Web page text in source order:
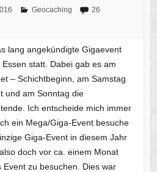
Geocaching
26
lang angekündigte Gigaevent
Essen statt. Dabei gab es am
– Schichtbeginn, am Samstag
und am Sonntag die
Ich entscheide mich immer
ein Mega/Giga-Event besuche
Giga-Event in diesem Jahr
doch vor ca. einem Monat
zu besuchen. Dies war